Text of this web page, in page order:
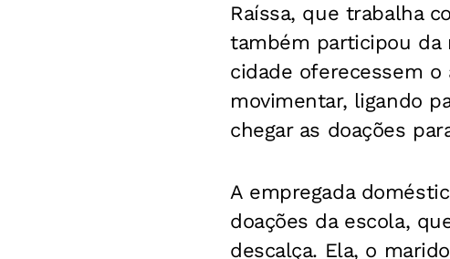
Raíssa, que trabalha
também participou da
cidade oferecessem o
movimentar, ligando
chegar as doações
A empregada
doações da escola,
descalça. Ela, o